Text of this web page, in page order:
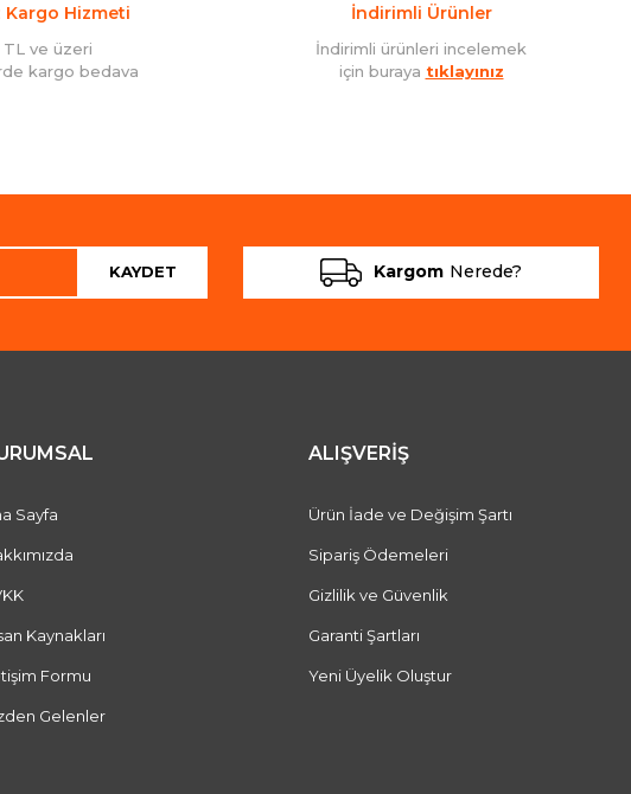
Kargo Hizmeti
TL ve üzeri
kargo bedava
İndirimli Ürünler
İndirimli ürünleri incelemek
için buraya tıklayınız
KAYDET Kargom Nerede?
Sayfa
Kaynakları
Formu
Gelenler
ALIŞVERİŞ
Ürün İade ve Değişim Şartı
Sipariş Ödemeleri
Gizlilik ve Güvenlik
Garanti Şartları
Yeni Üyelik Oluştur